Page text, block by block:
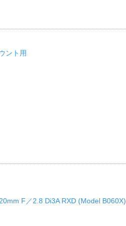
ント用
F／2.8 Di3A RXD (Model B060X)